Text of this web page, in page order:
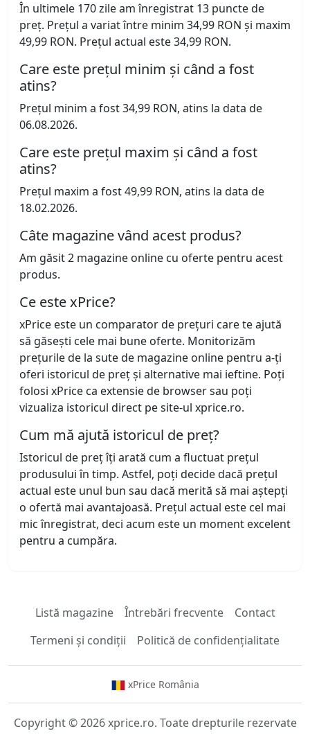
În ultimele 170 zile am înregistrat 13 puncte de
preț. Prețul a variat între minim 34,99 RON și maxim
49,99 RON. Prețul actual este 34,99 RON.
Care este prețul minim și când a fost
atins?
Prețul minim a fost 34,99 RON, atins la data de
06.08.2026.
Care este prețul maxim și când a fost
atins?
Prețul maxim a fost 49,99 RON, atins la data de
18.02.2026.
Câte magazine vând acest produs?
Am găsit 2 magazine online cu oferte pentru acest
produs.
Ce este xPrice?
xPrice este un comparator de prețuri care te ajută
să găsești cele mai bune oferte. Monitorizăm
prețurile de la sute de magazine online pentru a-ți
oferi istoricul de preț și alternative mai ieftine. Poți
folosi xPrice ca extensie de browser sau poți
vizualiza istoricul direct pe site-ul xprice.ro.
Cum mă ajută istoricul de preț?
Istoricul de preț îți arată cum a fluctuat prețul
produsului în timp. Astfel, poți decide dacă prețul
actual este unul bun sau dacă merită să mai aștepți
o ofertă mai avantajoasă. Prețul actual este cel mai
mic înregistrat, deci acum este un moment excelent
pentru a cumpăra.
Listă magazine Întrebări frecvente
Contact
Termeni și condiții
Politică de confidențialitate
xPrice România
Copyright © 2026 xprice.ro. Toate drepturile rezervate